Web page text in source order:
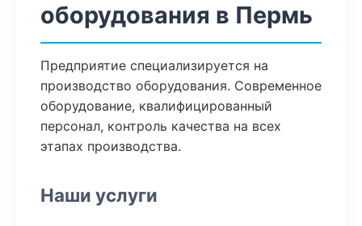
оборудования в Пермь
Предприятие специализируется на
производство оборудования. Современное
оборудование, квалифицированный
персонал, контроль качества на всех
этапах производства.
Наши услуги